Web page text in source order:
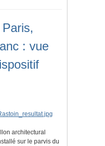
: vue
architectural
sur le parvis du